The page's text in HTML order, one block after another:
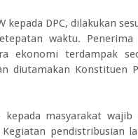
DPC, dilakukan
waktu.
ekonomi terdampak
diutamakan Konstituen
masyarakat wajib
pendistribusian